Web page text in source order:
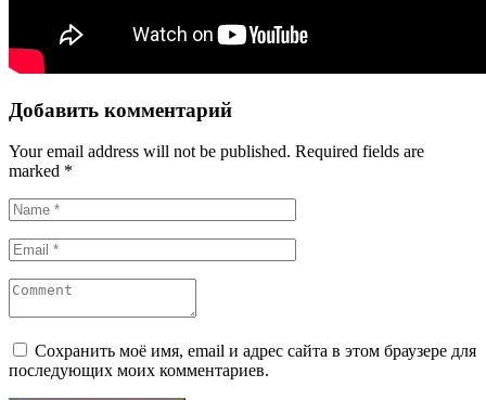
Добавить комментарий
Your email address will not be published. Required fields are
marked *
Сохранить моё имя, email и адрес сайта в этом браузере для
последующих моих комментариев.